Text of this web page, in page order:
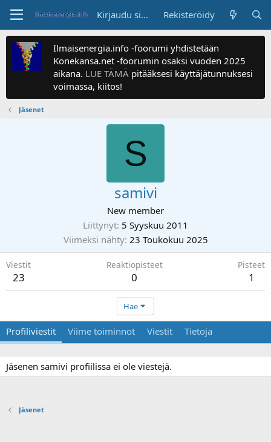
Kirjaudu sisään Rekisteröidy
Ilmaisenergia.info -foorumi yhdistetään
Konekansa.net -foorumin osaksi vuoden 2025
aikana. LUE TÄMÄ pitääksesi käyttäjätunnuksesi
voimassa, kiitos!
Jäsenet
S
samivi
New member
Liittynyt 5 Syyskuu 2011
Viimeksi nähty 23 Toukokuu 2025
Viestit
23
Reaktiopisteet
0
Pisteet
1
Hae
Profiliviestit Viime toiminnot Viestit Tietoja
Jäsenen samivi profiilissa ei ole viestejä.
Jäsenet